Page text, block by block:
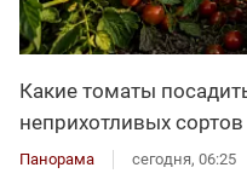
Какие томаты
неприхотливых
Панорама сегодня, 06:25